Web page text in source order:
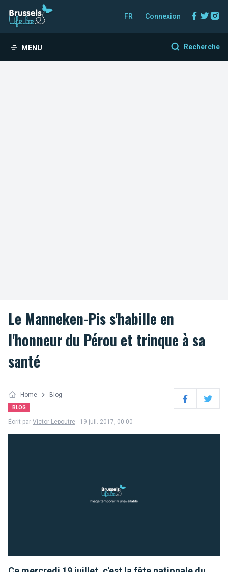
FR Connexion
MENU Recherche
Le Manneken-Pis s'habille en
l'honneur du Pérou et trinque à sa
santé
Home Blog
BLOG FacebookTwitter
Écrit par Victor Lepoutre - 19 juil. 2017, 00:00